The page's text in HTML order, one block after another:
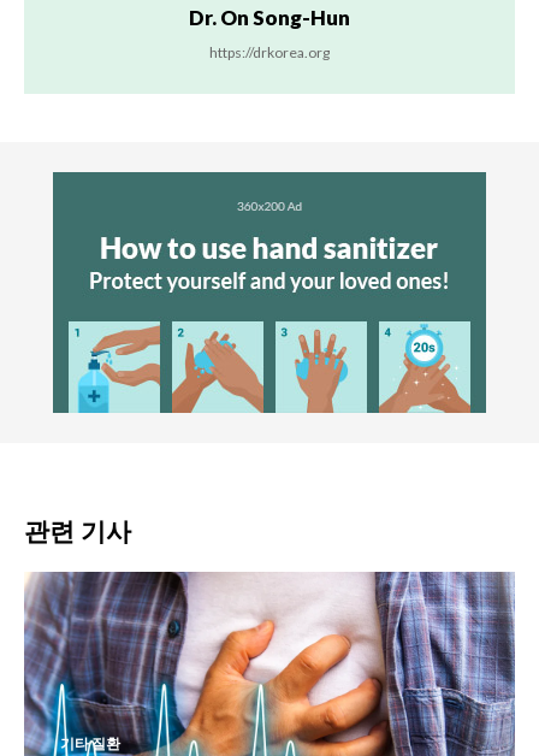
Dr. On Song-Hun
https://drkorea.org
관련 기사
기타 질환